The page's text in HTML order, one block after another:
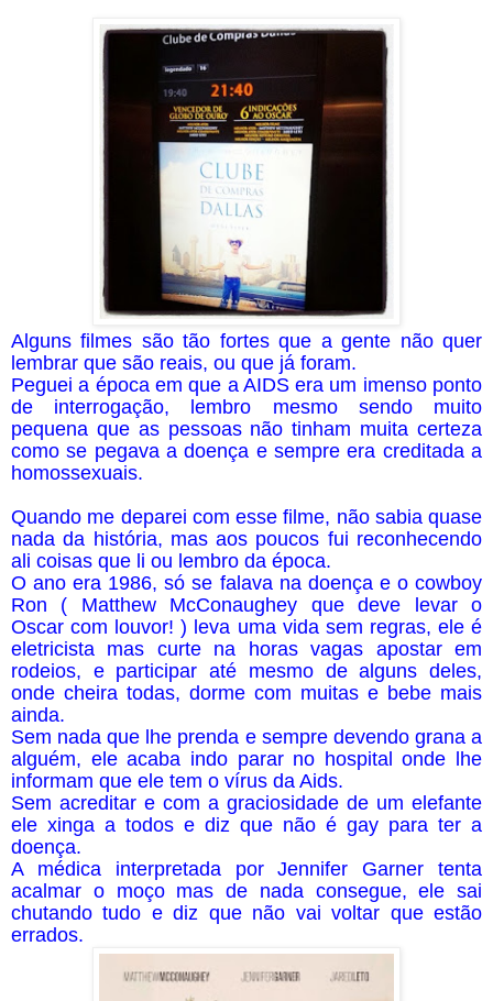
Alguns filmes são tão fortes que a gente não quer
lembrar que são reais, ou que já foram.
Peguei a época em que a AIDS era um imenso ponto
de interrogação, lembro mesmo sendo muito
pequena que as pessoas não tinham muita certeza
como se pegava a doença e sempre era creditada a
homossexuais.
Quando me deparei com esse filme, não sabia quase
nada da história, mas aos poucos fui reconhecendo
ali coisas que li ou lembro da época.
O ano era 1986, só se falava na doença e o cowboy
Ron ( Matthew McConaughey que deve levar o
Oscar com louvor! ) leva uma vida sem regras, ele é
eletricista mas curte na horas vagas apostar em
rodeios, e participar até mesmo de alguns deles,
onde cheira todas, dorme com muitas e bebe mais
ainda.
Sem nada que lhe prenda e sempre devendo grana a
alguém, ele acaba indo parar no hospital onde lhe
informam que ele tem o vírus da Aids.
Sem acreditar e com a graciosidade de um elefante
ele xinga a todos e diz que não é gay para ter a
doença.
A médica interpretada por Jennifer Garner tenta
acalmar o moço mas de nada consegue, ele sai
chutando tudo e diz que não vai voltar que estão
errados.